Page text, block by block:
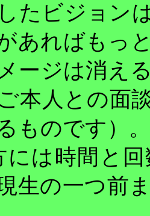
たビジョン
あればもっ
ージは消え
本人との面
ものです）。
には時間と
生の一つ前